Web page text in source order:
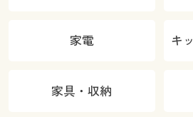
家電 キ
家具・収納